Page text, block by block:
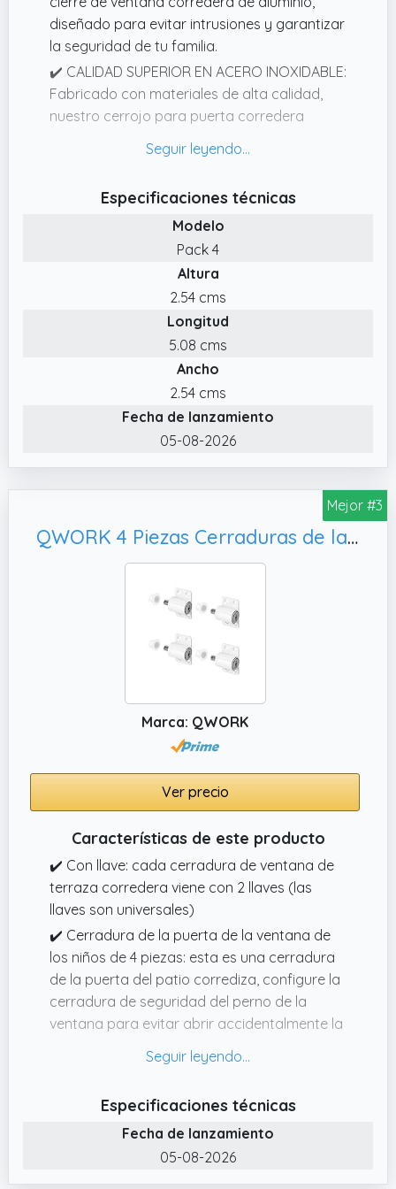
diseñado para evitar intrusiones y garantizar
la seguridad de tu familia.
✔️ CALIDAD SUPERIOR EN ACERO INOXIDABLE:
Fabricado con materiales de alta calidad,
nuestro cerrojo para puerta corredera
de 2 cierres de ventana corredera,
proporcionando una solución completa para
la seguridad de tu hogar.
✔️ FÁCIL INSTALACIÓN CON LLAVE
INDIVIDUAL: Cada cerradura de puerta
corredera incluye una llave individual,
facilitando la instalación y el uso diario sin
✔️ BLOQUEO EFICAZ PARA VENTANAS Y
PUERTAS: Nuestro seguro para ventanas
correderas es ideal para bloquear puertas y
Especificaciones técnicas
Modelo
Pack 4
Altura
2.54 cms
Longitud
5.08 cms
Ancho
2.54 cms
Fecha de lanzamiento
05-08-2026
Mejor #3
QWORK 4 Piezas Cerraduras de la Ventana, Color Blanco
Marca: QWORK
Ver precio
Características de este producto
✔️ Con llave: cada cerradura de ventana de
terraza corredera viene con 2 llaves (las
llaves son universales)
✔️ Cerradura de la puerta de la ventana de
los niños de 4 piezas: esta es una cerradura
de la puerta del patio corrediza, configure la
cerradura de seguridad del perno de la
ventana para evitar abrir accidentalmente la
hijos y ventanas, se recomienda instalar la
máxima seguridad, actualización del sistema
de seguridad del hogar
✔️ Ampliamente utilizado: este producto
Universal Sliding Patio Lock es adecuado
Especificaciones técnicas
Fecha de lanzamiento
05-08-2026